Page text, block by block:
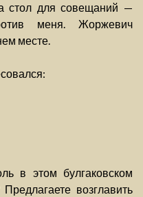
стол для совещаний —
меня. Жоржевич
месте.
в этом булгаковском
возглавить